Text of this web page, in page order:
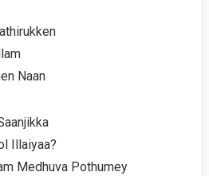
Naan
Illaiyaa?
Medhuva Pothumey